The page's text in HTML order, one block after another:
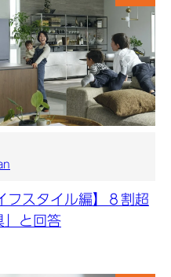
フスタイル編】８割超
」と回答